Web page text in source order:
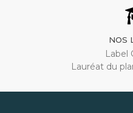
NOS
Label
Lauréat du